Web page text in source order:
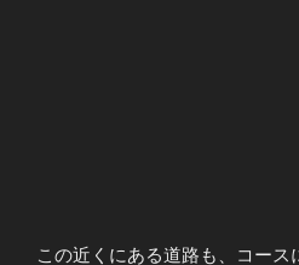
この近くにある道路も、コース